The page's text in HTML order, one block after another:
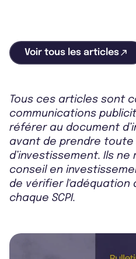
Voir tous les articles
Tous ces articles sont
communications
référer au document
avant de prendre toute
d’investissement. Ils
conseil en
de vérifier l'adéquation
chaque SCPI.